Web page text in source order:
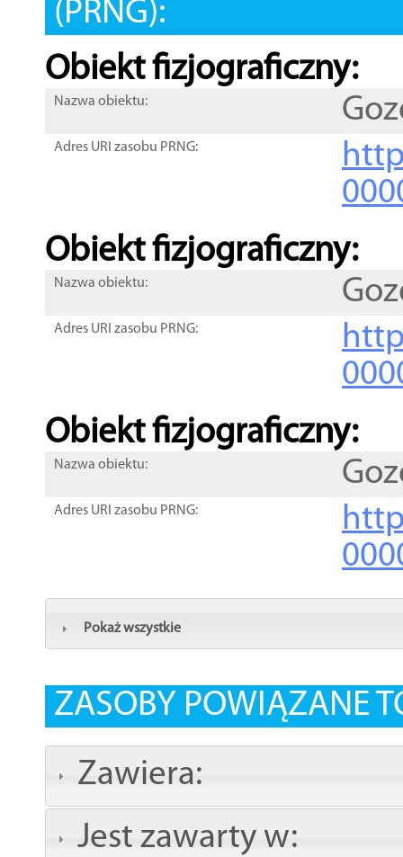
(PRNG):
Obiekt fizjograficzny:
Nazwa obiektu:
Adres URI zasobu PRNG:
Obiekt fizjograficzny:
Nazwa obiektu:
Adres URI zasobu PRNG:
Obiekt fizjograficzny:
Nazwa obiektu:
Adres URI zasobu PRNG:
Pokaż wszystkie
ZASOBY POWIĄZANE
Zawiera:
Jest zawarty w: